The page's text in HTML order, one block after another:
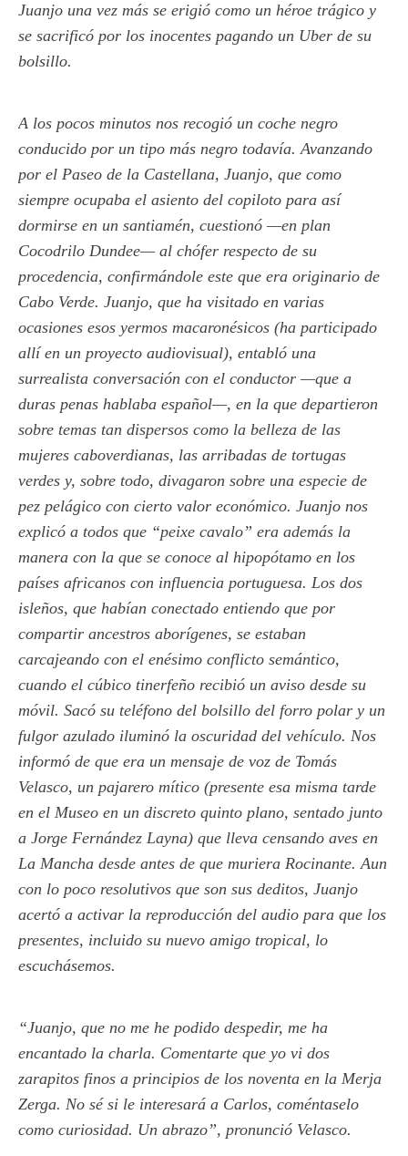
Juanjo una vez más se erigió como un héroe trágico y
se sacrificó por los inocentes pagando un Uber de su
bolsillo.
A los pocos minutos nos recogió un coche negro
conducido por un tipo más negro todavía. Avanzando
por el Paseo de la Castellana, Juanjo, que como
siempre ocupaba el asiento del copiloto para así
dormirse en un santiamén, cuestionó —en plan
Cocodrilo Dundee— al chófer respecto de su
procedencia, confirmándole este que era originario de
Cabo Verde. Juanjo, que ha visitado en varias
ocasiones esos yermos macaronésicos (ha participado
allí en un proyecto audiovisual), entabló una
surrealista conversación con el conductor —que a
duras penas hablaba español—, en la que departieron
sobre temas tan dispersos como la belleza de las
mujeres caboverdianas, las arribadas de tortugas
verdes y, sobre todo, divagaron sobre una especie de
pez pelágico con cierto valor económico. Juanjo nos
explicó a todos que “peixe cavalo” era además la
manera con la que se conoce al hipopótamo en los
países africanos con influencia portuguesa. Los dos
isleños, que habían conectado entiendo que por
compartir ancestros aborígenes, se estaban
carcajeando con el enésimo conflicto semántico,
cuando el cúbico tinerfeño recibió un aviso desde su
móvil. Sacó su teléfono del bolsillo del forro polar y un
fulgor azulado iluminó la oscuridad del vehículo. Nos
informó de que era un mensaje de voz de Tomás
Velasco, un pajarero mítico (presente esa misma tarde
en el Museo en un discreto quinto plano, sentado junto
a Jorge Fernández Layna) que lleva censando aves en
La Mancha desde antes de que muriera Rocinante. Aun
con lo poco resolutivos que son sus deditos, Juanjo
acertó a activar la reproducción del audio para que los
presentes, incluido su nuevo amigo tropical, lo
escuchásemos.
“Juanjo, que no me he podido despedir, me ha
encantado la charla. Comentarte que yo vi dos
zarapitos finos a principios de los noventa en la Merja
Zerga. No sé si le interesará a Carlos, coméntaselo
como curiosidad. Un abrazo”, pronunció Velasco.